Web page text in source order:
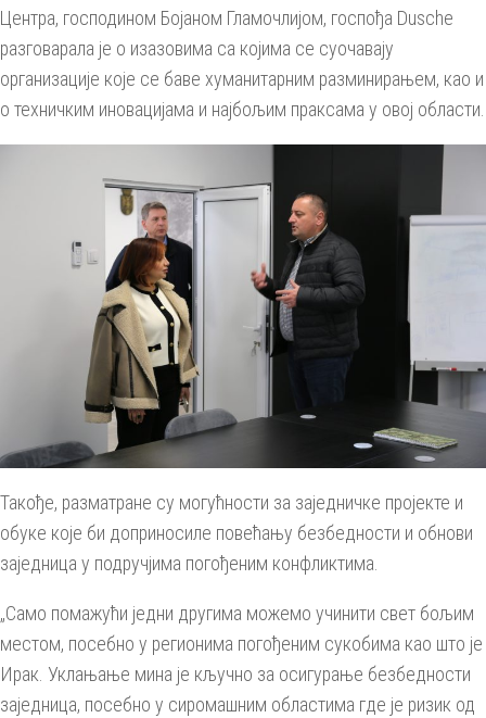
Центра, господином Бојаном Гламочлијом, госпођа Dusche
разговарала је о изазовима са којима се суочавају
организације које се баве хуманитарним разминирањем, као и
о техничким иновацијама и најбољим праксама у овој области.
Такође, разматране су могућности за заједничке пројекте и
обуке које би доприносиле повећању безбедности и обнови
заједница у подручјима погођеним конфликтима.
„Само помажући једни другима можемо учинити свет бољим
местом, посебно у регионима погођеним сукобима као што је
Ирак. Уклањање мина је кључно за осигурање безбедности
заједница, посебно у сиромашним областима где је ризик од